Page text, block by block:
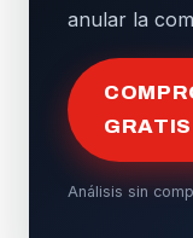
anular la
GRATIS
Análisis sin